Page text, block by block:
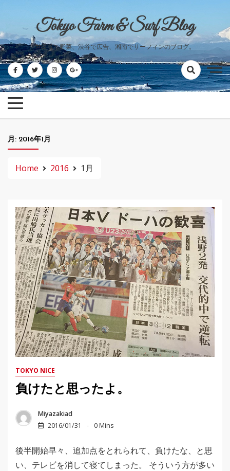
content
Tokyo Farm & Surf Blog
世田谷で野菜、渋谷で広告、湘南でサーフィンのブログ。
月: 2016年1月
Home 2016 1月
TOKYO NICE
負けたと思ったよ。
Miyazakiad
2016/01/31
0 Mins
後半開始早々、追加点をとれられて、負けたな、と思
い、テレビを消して寝てしまった。 そういう方が多い